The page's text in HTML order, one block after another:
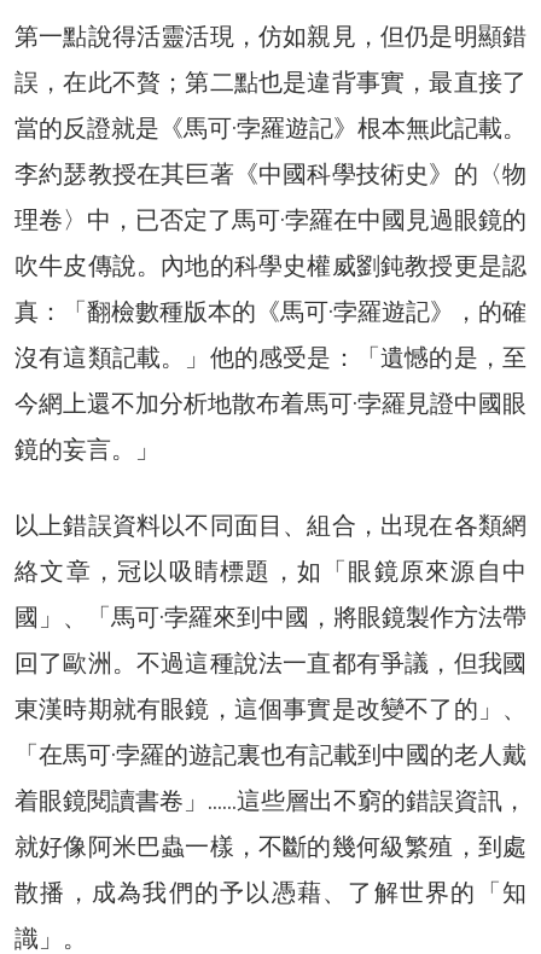
第一點說得活靈活現，仿如親見，但仍是明顯錯
誤，在此不贅；第二點也是違背事實，最直接了
當的反證就是《馬可·孛羅遊記》根本無此記載。
李約瑟教授在其巨著《中國科學技術史》的〈物
理卷〉中，已否定了馬可·孛羅在中國見過眼鏡的
吹牛皮傳說。內地的科學史權威劉鈍教授更是認
真：「翻檢數種版本的《馬可·孛羅遊記》，的確
沒有這類記載。」他的感受是：「遺憾的是，至
今網上還不加分析地散布着馬可·孛羅見證中國眼
鏡的妄言。」
以上錯誤資料以不同面目、組合，出現在各類網
絡文章，冠以吸睛標題，如「眼鏡原來源自中
國」、「馬可·孛羅來到中國，將眼鏡製作方法帶
回了歐洲。不過這種說法一直都有爭議，但我國
東漢時期就有眼鏡，這個事實是改變不了的」、
「在馬可·孛羅的遊記裏也有記載到中國的老人戴
着眼鏡閱讀書卷」……這些層出不窮的錯誤資訊，
就好像阿米巴蟲一樣，不斷的幾何級繁殖，到處
散播，成為我們的予以憑藉、了解世界的「知
識」。